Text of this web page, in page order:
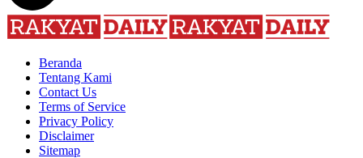
Beranda
Tentang Kami
Contact Us
Terms of Service
Privacy Policy
Disclaimer
Sitemap